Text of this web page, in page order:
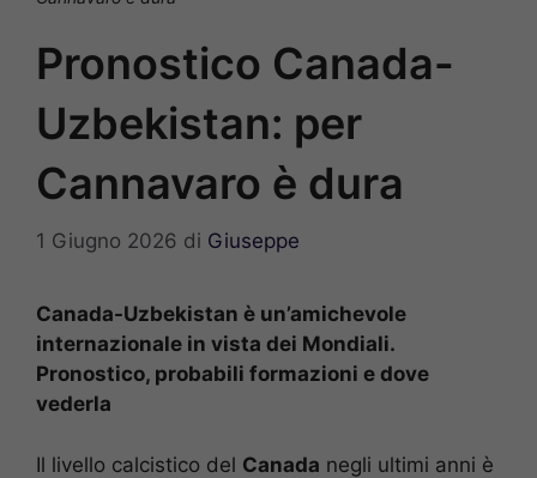
Pronostico Canada-
Uzbekistan: per
Cannavaro è dura
1 Giugno 2026 di Giuseppe
Canada-Uzbekistan è un’amichevole
internazionale in vista dei Mondiali.
Pronostico, probabili formazioni e dove
vederla
Il livello calcistico del Canada negli ultimi anni è